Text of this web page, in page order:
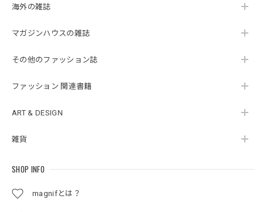
海外の雑誌
マガジンハウスの雑誌
その他のファッション誌
ファッション 関連書籍
ART & DESIGN
雑貨
SHOP INFO
magnifとは？